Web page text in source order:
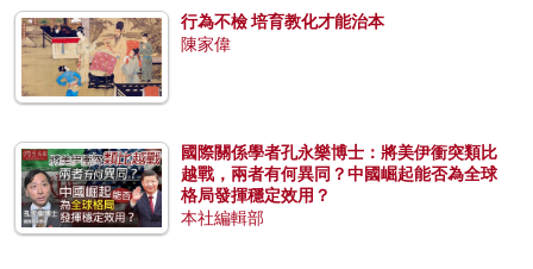
行為不檢 培育教化才能治本
陳家偉
國際關係學者孔永樂博士：將美伊衝突類比
越戰，兩者有何異同？中國崛起能否為全球
格局發揮穩定效用？
本社編輯部